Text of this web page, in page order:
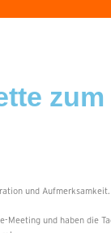
und
und haben die